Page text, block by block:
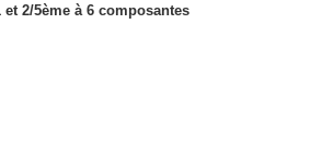
2/5ème à 6 composantes